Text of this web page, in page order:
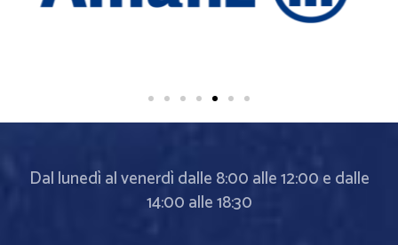
Dal lunedì al venerdì dalle 8:00 alle 12:00 e dalle
14:00 alle 18:30